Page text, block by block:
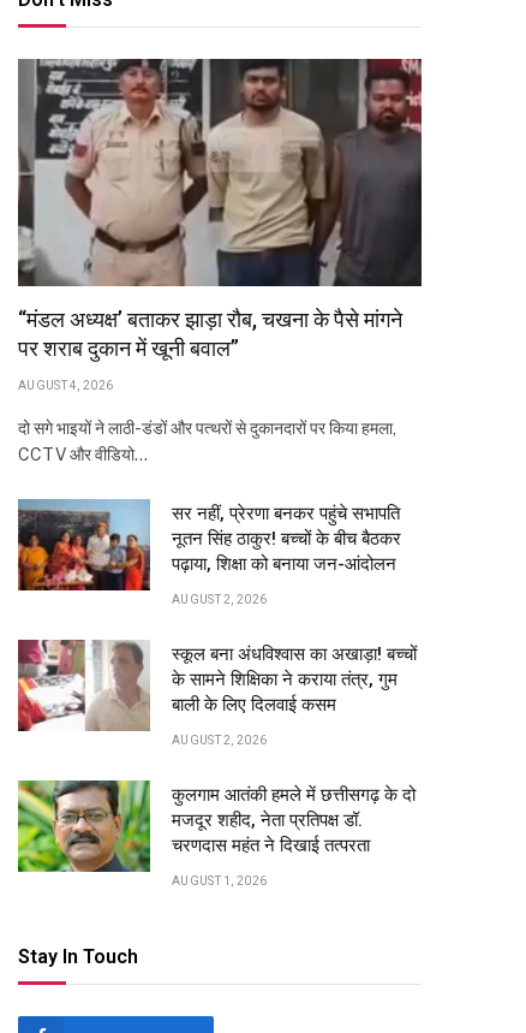
“मंडल अध्यक्ष’ बताकर झाड़ा रौब, चखना के पैसे मांगने
पर शराब दुकान में खूनी बवाल”
AUGUST 4, 2026
दो सगे भाइयों ने लाठी-डंडों और पत्थरों से दुकानदारों पर किया हमला,
CCTV और वीडियो…
सर नहीं, प्रेरणा बनकर पहुंचे सभापति
नूतन सिंह ठाकुर! बच्चों के बीच बैठकर
पढ़ाया, शिक्षा को बनाया जन-आंदोलन
AUGUST 2, 2026
स्कूल बना अंधविश्वास का अखाड़ा! बच्चों
के सामने शिक्षिका ने कराया तंत्र, गुम
बाली के लिए दिलवाई कसम
AUGUST 2, 2026
कुलगाम आतंकी हमले में छत्तीसगढ़ के दो
मजदूर शहीद, नेता प्रतिपक्ष डॉ.
चरणदास महंत ने दिखाई तत्परता
AUGUST 1, 2026
Stay In Touch